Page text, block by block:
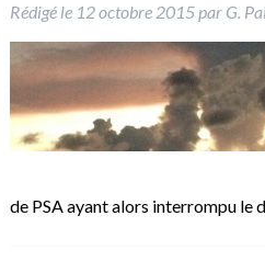
Rédigé le 12 octobre 2015 par G.
de PSA ayant alors interrompu le